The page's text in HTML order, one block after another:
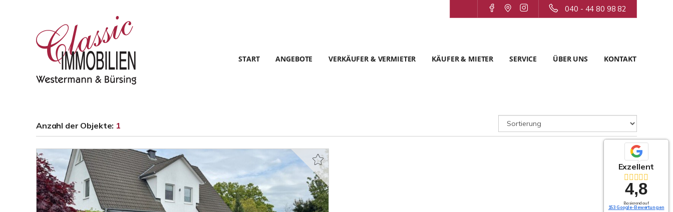
040 - 44 80 98 82
START ANGEBOTE VERKÄUFER & VERMIETER KÄUFER & MIETER SERVICE ÜBER UNS KONTAKT
Anzahl der Objekte: 1
Exzellent
4,8
Basierend auf
153 Google-Bewertungen